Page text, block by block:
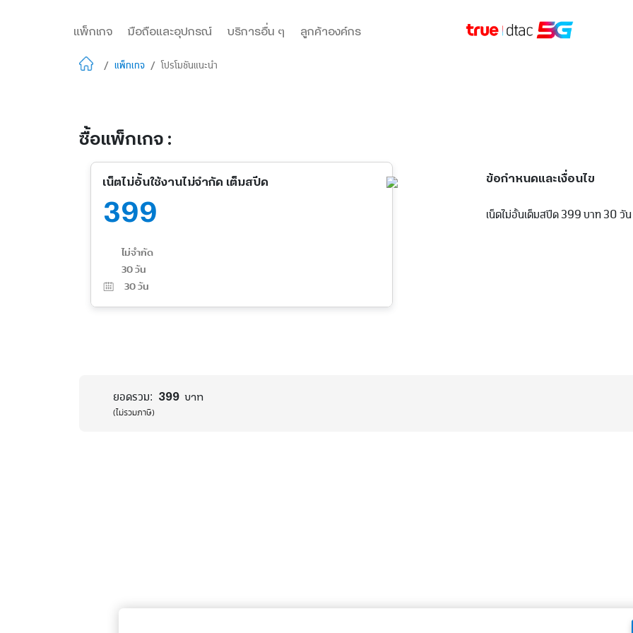
แพ็กเกจ มือถือและอุปกรณ์ บริการอื่น ๆ ลูกค้าองค์กร
/ แพ็กเกจ / โปรโมชันแนะนำ
ซื้อแพ็กเกจ :
เน็ตไม่อั้นใช้งานไม่จำกัด เต็มสปีด
399
ไม่จำกัด
30 วัน
30 วัน
ข้อกำหนดและเงื่อนไข
เน็ตไม่อั้นเต็มสปีด 399 บาท 30 วัน
ยอดรวม: 399 บาท
(ไม่รวมภาษี)